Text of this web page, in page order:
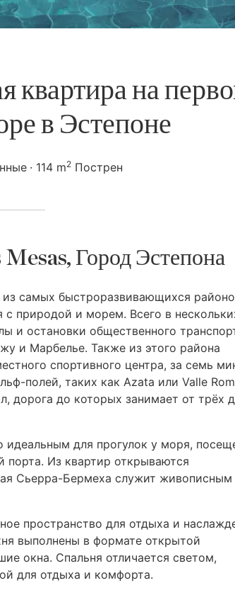
квартира на
в Эстепоне
114 m2Пострен
Город Эстепона
самых быстроразвивающихся
с природой и морем. Всего в
и остановки общественного
и Марбелье. Также из этого района
спортивного центра, за семь
полей, таких как Azata или Valle
дорога до которых занимает от трёх
для прогулок у моря,
Из квартир открываются
Сьерра-Бермеха служит живописным
пространство для отдыха и
выполнены в формате открытой
окна. Спальня отличается светом,
для отдыха и комфорта.